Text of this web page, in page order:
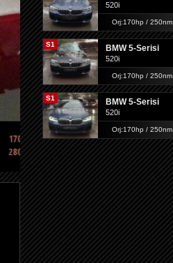
520i
Orj:170hp / 250nm
S1 BMW 5-Serisi
520i
Orj:170hp / 250nm
S1 BMW 5-Serisi
520i
Orj:170hp / 250nm